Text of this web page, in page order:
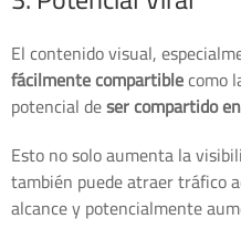
El contenido visual,
fácilmente compartiblecomo
potencial deser compartido
Esto no solo aumenta la
también puede atraer tráfico
alcance y potencialmente